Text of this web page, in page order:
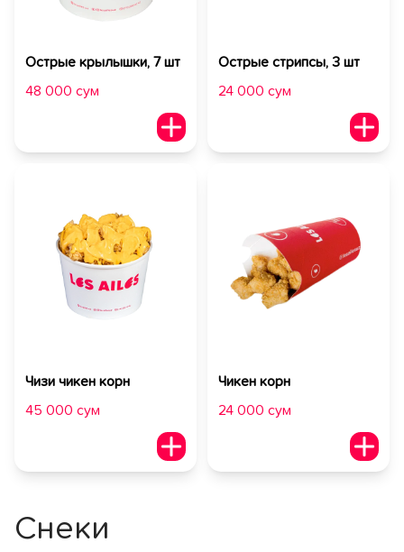
Острые крылышки, 7 шт
48 000 сум
Острые стрипсы, 3 шт
24 000 сум
Чизи чикен корн
45 000 сум
Чикен корн
24 000 сум
Снеки